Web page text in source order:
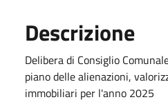
Descrizione
Delibera di Consiglio
piano delle alienazioni,
immobiliari per l'anno 2025